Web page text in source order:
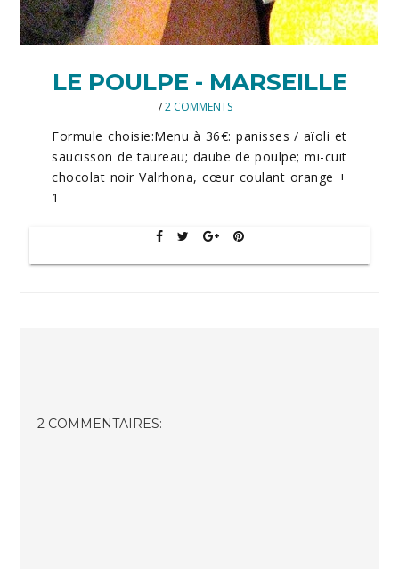
LE POULPE - MARSEILLE
/2 COMMENTS
Formule choisie:Menu à 36€: panisses / aïoli et
saucisson de taureau; daube de poulpe; mi-cuit
chocolat noir Valrhona, cœur coulant orange +
1
2 COMMENTAIRES: